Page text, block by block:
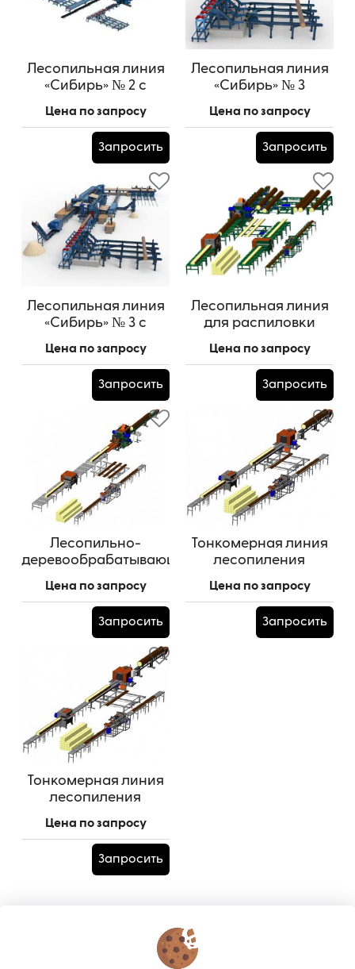
Лесопильная линия
«Сибирь» № 2 с
лафетов и
разворотом
Цена по запросу
Запросить
Лесопильная линия
«Сибирь» № 3
Цена по запросу
Запросить
Лесопильная линия
«Сибирь» № 3 с
необрезной доски
Цена по запросу
Запросить
Лесопильная линия
для распиловки
Цена по запросу
Запросить
Лесопильно-
деревообрабатывающий
Цена по запросу
Запросить
Тонкомерная линия
лесопиления
Цена по запросу
Запросить
Тонкомерная линия
лесопиления
Цена по запросу
Запросить